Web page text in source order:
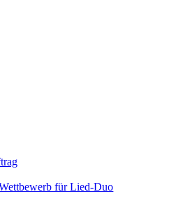
für Lied-Duo